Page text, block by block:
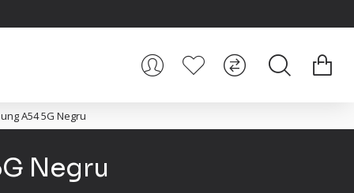
A54 5G Negru
Negru